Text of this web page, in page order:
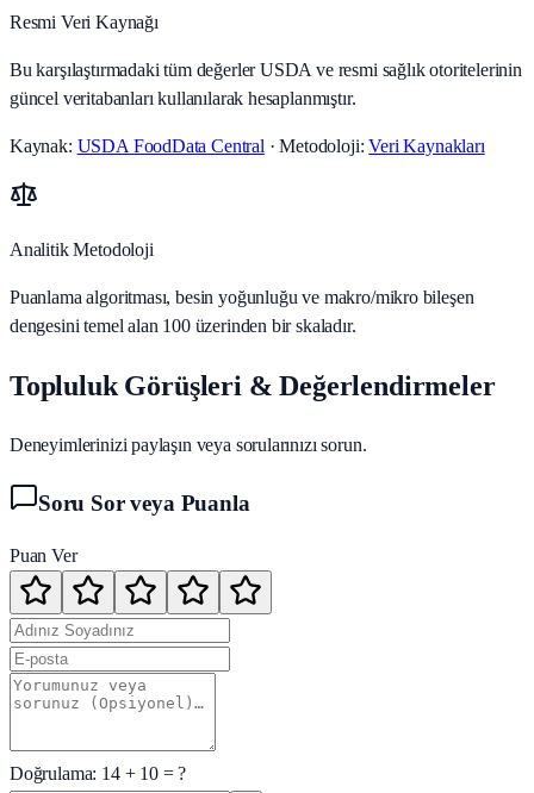
Resmi Veri Kaynağı
Bu karşılaştırmadaki tüm değerler USDA ve resmi sağlık otoritelerinin
güncel veritabanları kullanılarak hesaplanmıştır.
Kaynak: USDA FoodData Central · Metodoloji:Veri Kaynakları
Analitik Metodoloji
Puanlama algoritması, besin yoğunluğu ve makro/mikro bileşen
dengesini temel alan 100 üzerinden bir skaladır.
Topluluk Görüşleri & Değerlendirmeler
Deneyimlerinizi paylaşın veya sorularınızı sorun.
Soru Sor veya Puanla
Puan Ver
Doğrulama: 14+ 10= ?